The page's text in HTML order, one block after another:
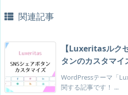
関連記事
【Luxeritasルク
タンのカスタマイ
WordPressテーマ「
関する記事です！ ...